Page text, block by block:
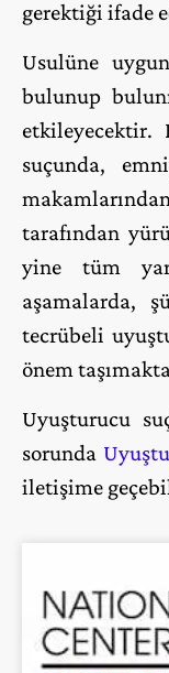
gerektiği ifade
Usulüne
bulunup
etkileyecektir.
suçunda,
tarafından
yine tüm
aşamalarda,
tecrübeli
önem
Uyuşturucu
sorunda
iletişime